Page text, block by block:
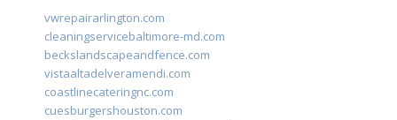
vwrepairarlington.com
cleaningservicebaltimore-md.com
beckslandscapeandfence.com
vistaaltadelveramendi.com
coastlinecateringnc.com
cuesburgershouston.com